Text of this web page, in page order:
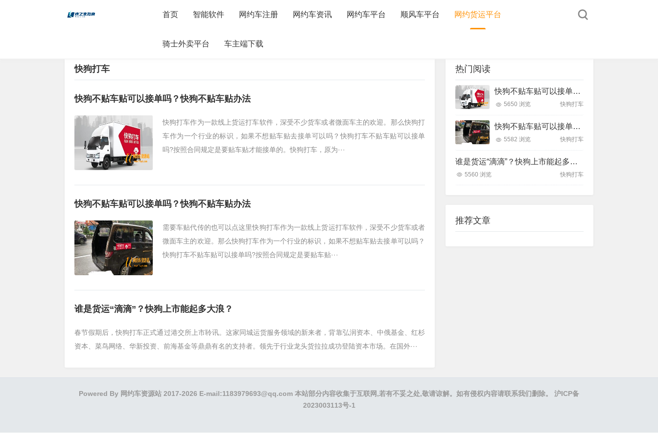
首页 智能软件 网约车注册 网约车资讯 网约车平台 顺风车平台 网约货运平台
骑士外卖平台 车主端下载
>快狗打车
快狗打车
快狗不贴车贴可以接单吗？快狗不贴车贴办法
快狗打车作为一款线上货运打车软件，深受不少货车或者微面车主的欢迎。那么快狗打
车作为一个行业的标识，如果不想贴车贴去接单可以吗？快狗打车不贴车贴可以接单
吗?按照合同规定是要贴车贴才能接单的。快狗打车，原为···
快狗不贴车贴可以接单吗？快狗不贴车贴办法
需要车贴代传的也可以点这里快狗打车作为一款线上货运打车软件，深受不少货车或者
微面车主的欢迎。那么快狗打车作为一个行业的标识，如果不想贴车贴去接单可以吗？
快狗打车不贴车贴可以接单吗?按照合同规定是要贴车贴···
谁是货运“滴滴”？快狗上市能起多大浪？
春节假期后，快狗打车正式通过港交所上市聆讯。这家同城运货服务领域的新来者，背靠弘润资本、中俄基金、红杉
资本、菜鸟网络、华新投资、前海基金等鼎鼎有名的支持者。领先于行业龙头货拉拉成功登陆资本市场。在国外···
热门阅读
快狗不贴车贴可以接单吗？快狗不贴车贴办法
5650 浏览 快狗打车
快狗不贴车贴可以接单吗？快狗不贴车贴办法
5582 浏览 快狗打车
谁是货运“滴滴”？快狗上市能起多大浪？
5560 浏览 快狗打车
推荐文章
Powered By 网约车资源站 2017-2026 E-mail:1183979693@qq.com 本站部分内容收集于互联网,若有不妥之处,敬请谅解。如有侵权内容请联系我们删除。 沪ICP备
2023003113号-1